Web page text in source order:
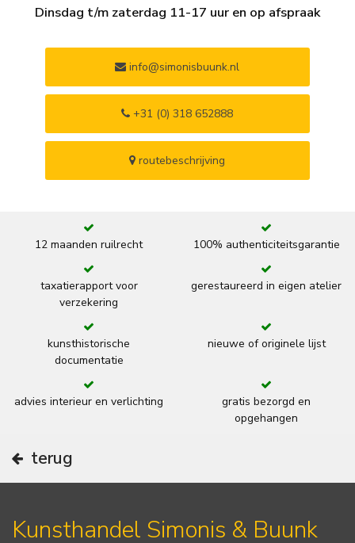
Dinsdag t/m zaterdag 11-17 uur en op afspraak
info@simonisbuunk.nl
+31 (0) 318 652888
routebeschrijving
12 maanden ruilrecht 100% authenticiteitsgarantie
taxatierapport voor
verzekering
gerestaureerd in eigen atelier
kunsthistorische
documentatie
nieuwe of originele lijst
advies interieur en verlichting
gratis bezorgd en
opgehangen
terug
Kunsthandel Simonis & Buunk